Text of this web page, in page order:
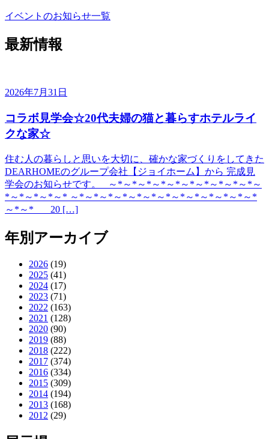
イベントのお知らせ一覧
最新情報
2026年7月31日
コラボ見学会☆20代夫婦の猫と暮らすホテルライ
クな家☆
住む人の暮らしと思いを大切に、確かな家づくりをしてきた
DEARHOMEのグループ会社【ジョイホーム】から 完成見
学会のお知らせです。 ～*～*～*～*～*～*～*～*～*～*～
*～*～*～*～* ～*～*～*～*～*～*～*～*～*～*～*～*～*
～*～* 20 […]
年別アーカイブ
2026 (19)
2025 (41)
2024 (17)
2023 (71)
2022 (163)
2021 (128)
2020 (90)
2019 (88)
2018 (222)
2017 (374)
2016 (334)
2015 (309)
2014 (194)
2013 (168)
2012 (29)